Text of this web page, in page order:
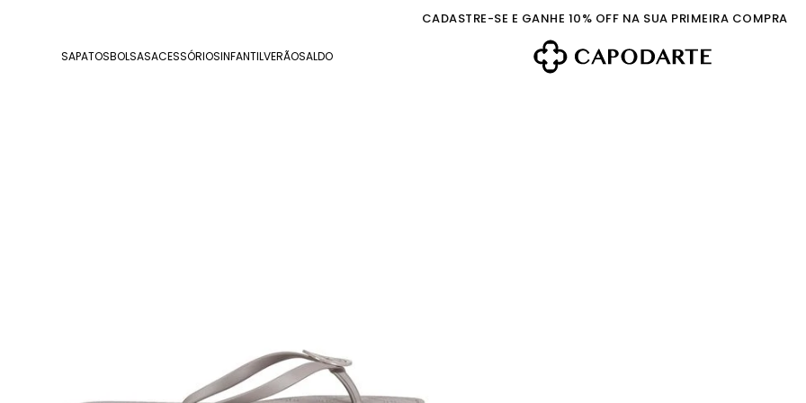
CADASTRE-SE E GANHE 10% OFF NA SUA PRIMEIRA COMPRA
SAPATOSBOLSASACESSÓRIOSINFANTILVERÃOSALDO